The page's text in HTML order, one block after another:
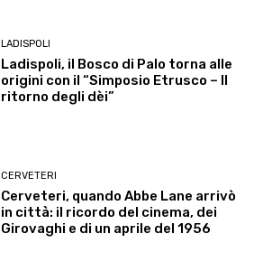
LADISPOLI
Ladispoli, il Bosco di Palo torna alle
origini con il “Simposio Etrusco – Il
ritorno degli dèi”
CERVETERI
Cerveteri, quando Abbe Lane arrivò
in città: il ricordo del cinema, dei
Girovaghi e di un aprile del 1956